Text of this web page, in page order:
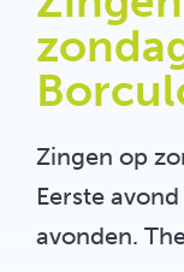
Zingen op
Eerste
avonden.